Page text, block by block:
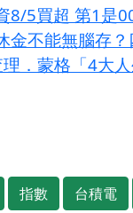
8/5買超 第1是
金不能無腦存
理．蒙格「4大
指數 台積電